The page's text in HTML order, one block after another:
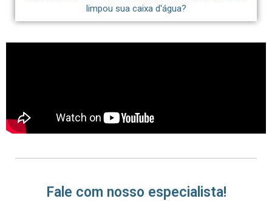
limpou sua caixa d'água?
Fale com nosso especialista!